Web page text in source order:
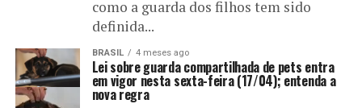
como a guarda dos filhos tem sido
definida...
BRASIL 4 meses ago
Lei sobre guarda compartilhada de pets entra
em vigor nesta sexta-feira (17/04); entenda a
nova regra